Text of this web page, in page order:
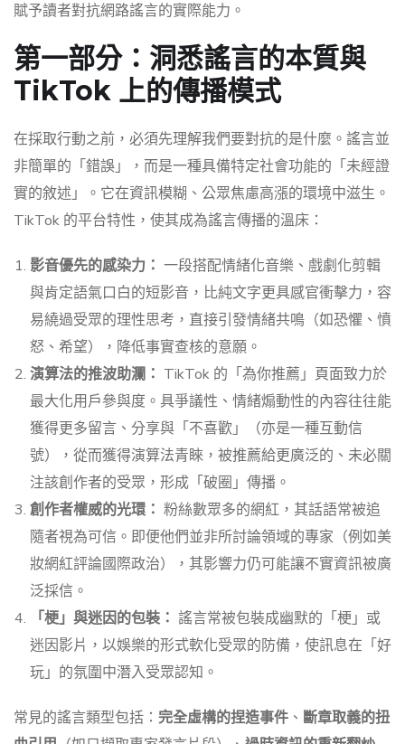
賦予讀者對抗網路謠言的實際能力。
第一部分：洞悉謠言的本質與
TikTok 上的傳播模式
在採取行動之前，必須先理解我們要對抗的是什麼。謠言並
非簡單的「錯誤」，而是一種具備特定社會功能的「未經證
實的敘述」。它在資訊模糊、公眾焦慮高漲的環境中滋生。
TikTok 的平台特性，使其成為謠言傳播的溫床：
影音優先的感染力： 一段搭配情緒化音樂、戲劇化剪輯
與肯定語氣口白的短影音，比純文字更具感官衝擊力，容
易繞過受眾的理性思考，直接引發情緒共鳴（如恐懼、憤
怒、希望），降低事實查核的意願。
演算法的推波助瀾： TikTok 的「為你推薦」頁面致力於
最大化用戶參與度。具爭議性、情緒煽動性的內容往往能
獲得更多留言、分享與「不喜歡」（亦是一種互動信
號），從而獲得演算法青睞，被推薦給更廣泛的、未必關
注該創作者的受眾，形成「破圈」傳播。
創作者權威的光環： 粉絲數眾多的網紅，其話語常被追
隨者視為可信。即便他們並非所討論領域的專家（例如美
妝網紅評論國際政治），其影響力仍可能讓不實資訊被廣
泛採信。
「梗」與迷因的包裝： 謠言常被包裝成幽默的「梗」或
迷因影片，以娛樂的形式軟化受眾的防備，使訊息在「好
玩」的氛圍中潛入受眾認知。
常見的謠言類型包括： 完全虛構的捏造事件 、 斷章取義的扭